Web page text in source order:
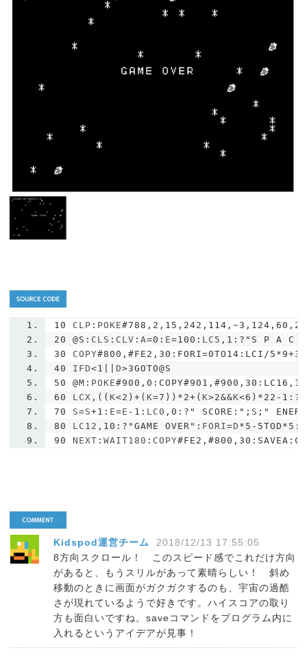
10 CLP : POKE
20
@S : CLS : CLV :A=0 : E=100 : LC5 , 1 :? "S P A C
30
COPY#800,#FE2,30:FORI=0TO14:LCI/
40
IFD<1 D>3GOTO@S
50
@M : POKE
60
LCX ,(( K<2 )+( K=7 ))* 2+( K>2&&K<6 )* 22 - 1 :?
70
S=S+1 : E=E - 1 : LC0 ,0 :? " SCORE:" ; S ; "
80
LC12 , 10 :? "GAME OVER" : FORI=D * 5 - 5TOD * 5 :
90
NEXT :WAIT180 : COPY
Kidspod運営チーム
2018/12/13 17:55:05
8方向スクロール！ このスピード感でこれだけ方向
があると、もうスリルがあって素晴らしい！ 斜め
移動のときに画面がガクガクするのも、宇宙の過酷
さが現れているようで好きです。ハイスコアの取り
方も面白いですね。saveコマンドをプログラム内に
入れるというアイデアが見事！